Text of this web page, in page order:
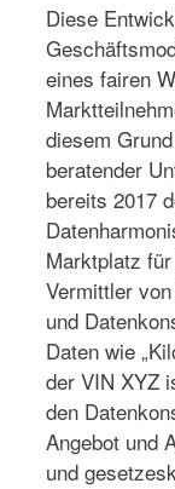
Diese
eines fairen
diesem
beratender
bereits 2017
Marktplatz
Vermittler
und
Daten wie
der VIN XYZ
den
Angebot und
und